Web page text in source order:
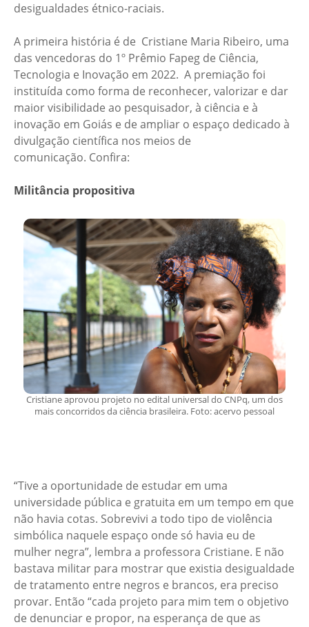
desigualdades étnico-raciais.
A primeira história é de Cristiane Maria Ribeiro, uma
das vencedoras do 1º Prêmio Fapeg de Ciência,
Tecnologia e Inovação em 2022. A premiação foi
instituída como forma de reconhecer, valorizar e dar
maior visibilidade ao pesquisador, à ciência e à
inovação em Goiás e de ampliar o espaço dedicado à
divulgação científica nos meios de
comunicação. Confira:
Militância propositiva
Cristiane aprovou projeto no edital universal do CNPq, um dos
mais concorridos da ciência brasileira. Foto: acervo pessoal
“Tive a oportunidade de estudar em uma
universidade pública e gratuita em um tempo em que
não havia cotas. Sobrevivi a todo tipo de violência
simbólica naquele espaço onde só havia eu de
mulher negra”, lembra a professora Cristiane. E não
bastava militar para mostrar que existia desigualdade
de tratamento entre negros e brancos, era preciso
provar. Então “cada projeto para mim tem o objetivo
de denunciar e propor, na esperança de que as